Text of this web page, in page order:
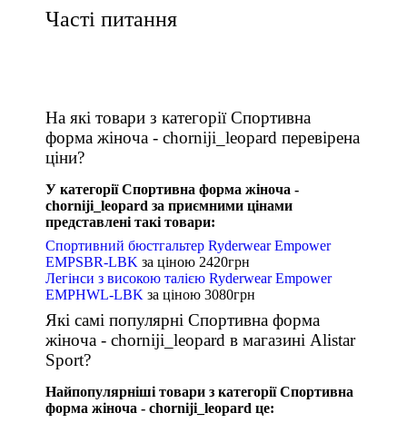
Часті питання
На які товари з категорії Спортивна
форма жіноча - chorniji_leopard перевірена
ціни?
У категорії Спортивна форма жіноча -
chorniji_leopard за приємними цінами
представлені такі товари:
Спортивний бюстгальтер Ryderwear Empower
EMPSBR-LBK за ціною 2420грн
Легінси з високою талією Ryderwear Empower
EMPHWL-LBK за ціною 3080грн
Які самі популярні Спортивна форма
жіноча - chorniji_leopard в магазині Alistar
Sport?
Найпопулярніші товари з категорії Спортивна
форма жіноча - chorniji_leopard це: